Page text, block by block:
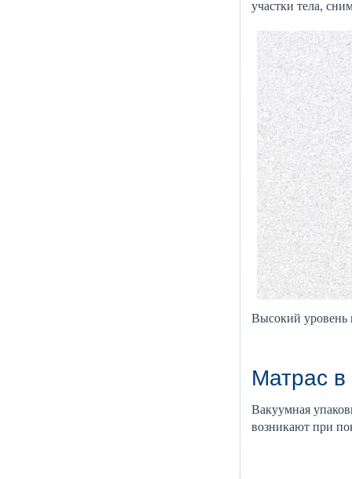
участки тела,
Высокий уровень
Матрас в
Вакуумная
возникают при